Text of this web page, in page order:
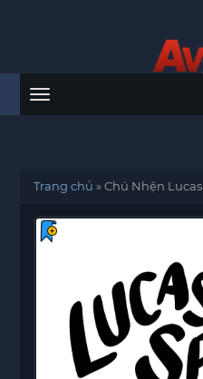
Menu
Trang chủ »Chú Nhện Lucas